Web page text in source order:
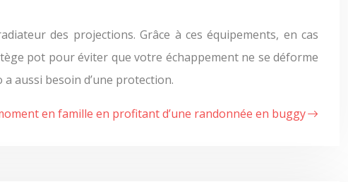
des projections. Grâce à ces équipements, en cas
pot pour éviter que votre échappement ne se déforme
aussi besoin d’une protection.
en famille en profitant d’une randonnée en buggy